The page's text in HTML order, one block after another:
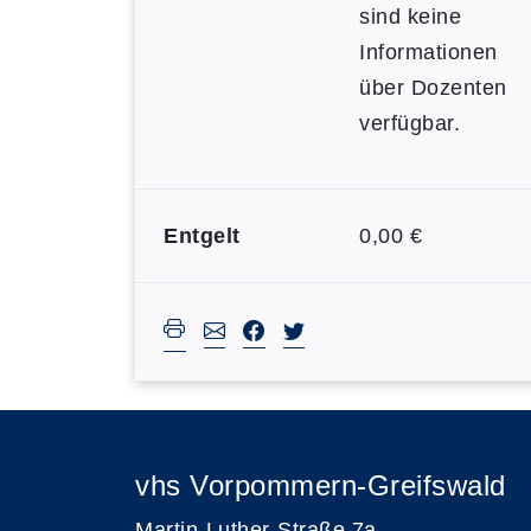
sind keine
Informationen
über Dozenten
verfügbar.
Entgelt 0,00 €
vhs Vorpommern-Greifswald